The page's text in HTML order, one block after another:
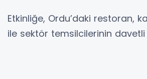
Etkinliğe, Ordu’daki restoran,
ile sektör temsilcilerinin